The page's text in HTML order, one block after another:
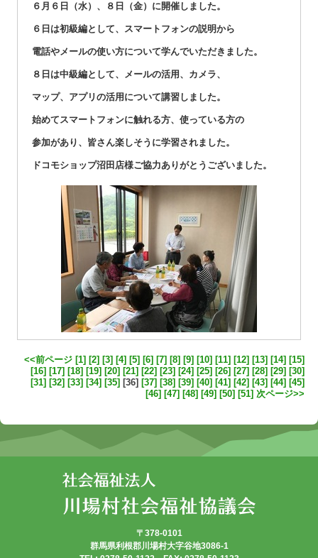
６月６日（水）、８日（金）に開催しました。
６日は初級編として、スマートフォンの説明から
電話やメールの使い方について学んでいただきました。
８日は中級編として、メールの活用、カメラ、
マップ、アプリの活用について講習しました。
始めてスマートフォンに触れる方、使っている方の
参加があり、皆さん楽しそうに学習されました。
ドコモショップ沼田店様ご協力ありがとうございました。
<<前ページ [1] [2] [3] [4] [5] [6] [7] [8] [9] [10] [11] [12] [13] [14] [15]
[16] [17] [18] [19] [20] [21] [22] [23] [24] [25] [26] [27] [28] [29] [30]
[31] [32] [33] [34] [35] [36] [37] [38] [39] [40] [41] [42] [43] [44] [45]
[46] [47] [48] [49] [50] [51] 次ページ>>
〒378-0101
群馬県利根郡川場村大字谷地3086-1